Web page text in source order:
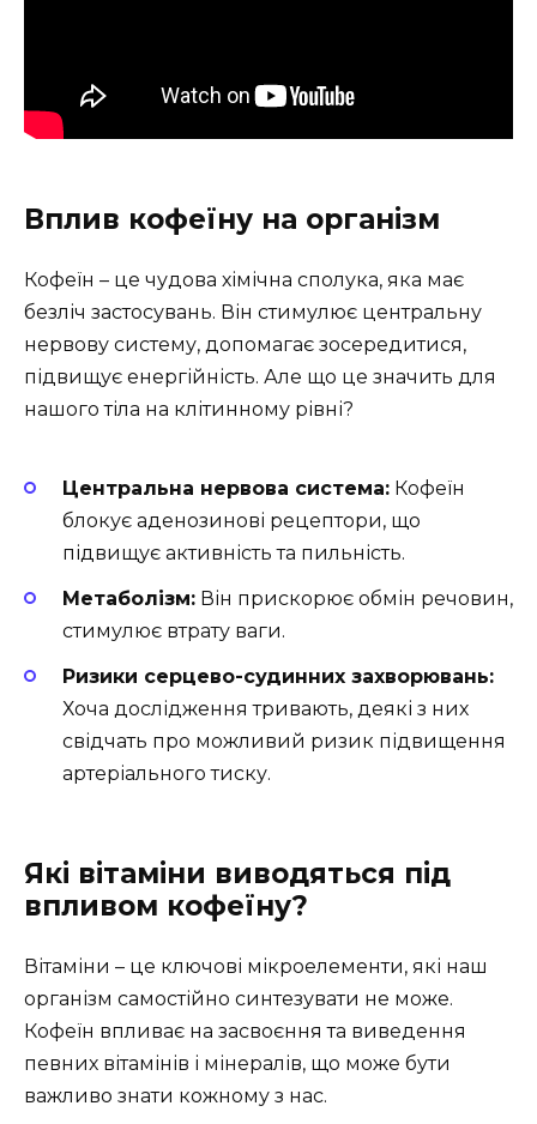
Вплив кофеїну на організм
Кофеїн – це чудова хімічна сполука, яка має
безліч застосувань. Він стимулює центральну
нервову систему, допомагає зосередитися,
підвищує енергійність. Але що це значить для
нашого тіла на клітинному рівні?
Центральна нервова система: Кофеїн
блокує аденозинові рецептори, що
підвищує активність та пильність.
Метаболізм: Він прискорює обмін речовин,
стимулює втрату ваги.
Ризики серцево-судинних захворювань:
Хоча дослідження тривають, деякі з них
свідчать про можливий ризик підвищення
артеріального тиску.
Які вітаміни виводяться під
впливом кофеїну?
Вітаміни – це ключові мікроелементи, які наш
організм самостійно синтезувати не може.
Кофеїн впливає на засвоєння та виведення
певних вітамінів і мінералів, що може бути
важливо знати кожному з нас.